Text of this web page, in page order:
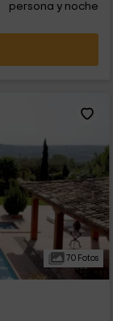
persona y noche
70 Fotos